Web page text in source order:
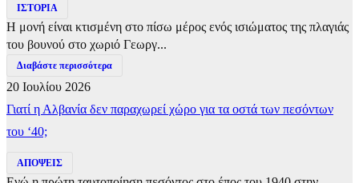
ΙΣΤΟΡΙΑ
Η μονή είναι κτισμένη στο πίσω μέρος ενός ισιώματος της πλαγιάς
του βουνού στο χωριό Γεωργ...
Διαβάστε περισσότερα
20 Ιουλίου 2026
Γιατί η Αλβανία δεν παραχωρεί χώρο για τα οστά των πεσόντων
του ‘40;
ΑΠΟΨΕΙΣ